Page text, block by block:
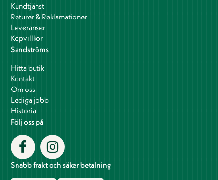
Kundtjänst
Returer & Reklamationer
Leveranser
Köpvillkor
Sandströms
Hitta butik
Kontakt
Om oss
Lediga jobb
Historia
Följ oss på
Snabb frakt och säker betalning